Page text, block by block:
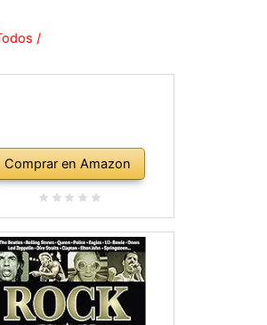
/
Comprar en Amazon